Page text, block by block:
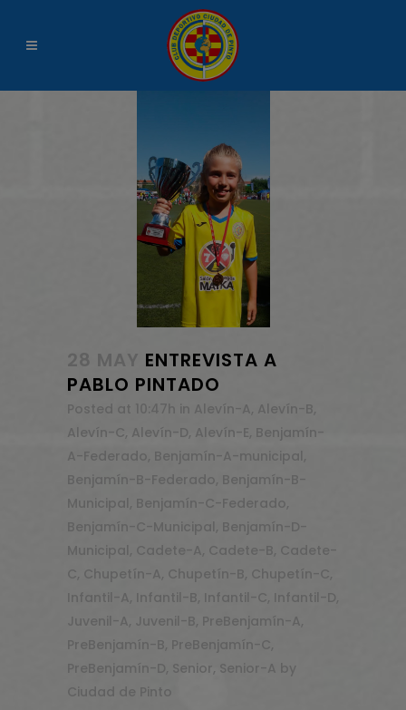
28 MAY ENTREVISTA A
PABLO PINTADO
Posted at 10:47h in Alevín-A, Alevín-B,
Alevín-C, Alevín-D, Alevín-E, Benjamín-
A-Federado, Benjamín-A-municipal,
Benjamín-B-Federado, Benjamín-B-
Municipal, Benjamín-C-Federado,
Benjamín-C-Municipal, Benjamín-D-
Municipal , Cadete-A Cadete-B, Cadete-
C, Chupetín-A, Chupetín-B, Chupetín-C,
Infantil-A, Infantil-B, Infantil-C, Infantil-D,
Juvenil-A, Juvenil-B, PreBenjamín-A,
PreBenjamín-B, PreBenjamín-C,
PreBenjamín-D, Senior, Senior-A by
Ciudad de Pinto